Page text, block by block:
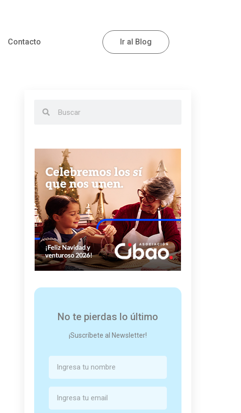
Contacto Ir al Blog
No te pierdas lo último
¡Suscríbete al Newsletter!